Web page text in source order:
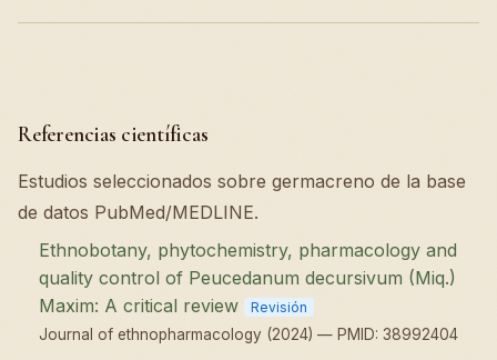
Referencias científicas
Estudios seleccionados sobre germacreno de la base
de datos PubMed/MEDLINE.
Ethnobotany, phytochemistry, pharmacology and
quality control of Peucedanum decursivum (Miq.)
Maxim: A critical review
Revisión
Journal of ethnopharmacology (2024) — PMID: 38992404